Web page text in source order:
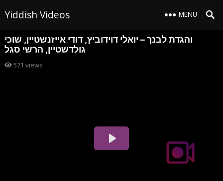
Yiddish Videos MENU
והגדת לבנך – יואלי דוידוביץ, דודי אייזנשטיין, שוכי
גולדשטיין, הרשי סגל
571 views